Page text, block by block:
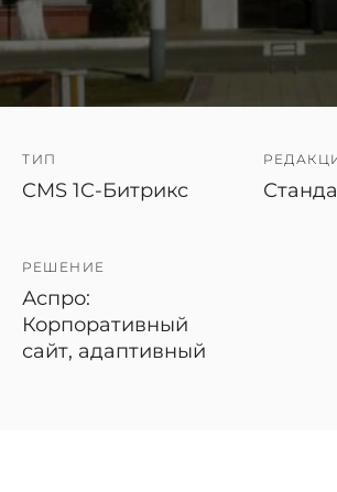
ТИП
CMS 1C-Битрикс
РЕШЕНИЕ
Аспро:
Корпоративный
сайт, адаптивный